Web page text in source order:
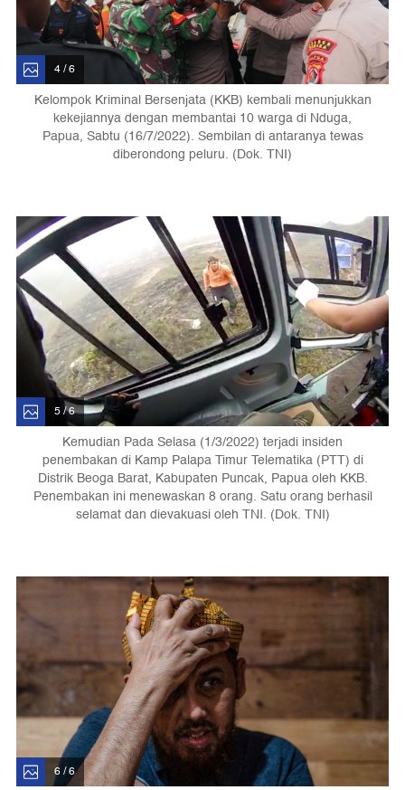
4 / 6
Kelompok Kriminal Bersenjata (KKB) kembali menunjukkan
kekejiannya dengan membantai 10 warga di Nduga,
Papua, Sabtu (16/7/2022). Sembilan di antaranya tewas
diberondong peluru. (Dok. TNI)
5 / 6
Kemudian Pada Selasa (1/3/2022) terjadi insiden
penembakan di Kamp Palapa Timur Telematika (PTT) di
Distrik Beoga Barat, Kabupaten Puncak, Papua oleh KKB.
Penembakan ini menewaskan 8 orang. Satu orang berhasil
selamat dan dievakuasi oleh TNI. (Dok. TNI)
6 / 6